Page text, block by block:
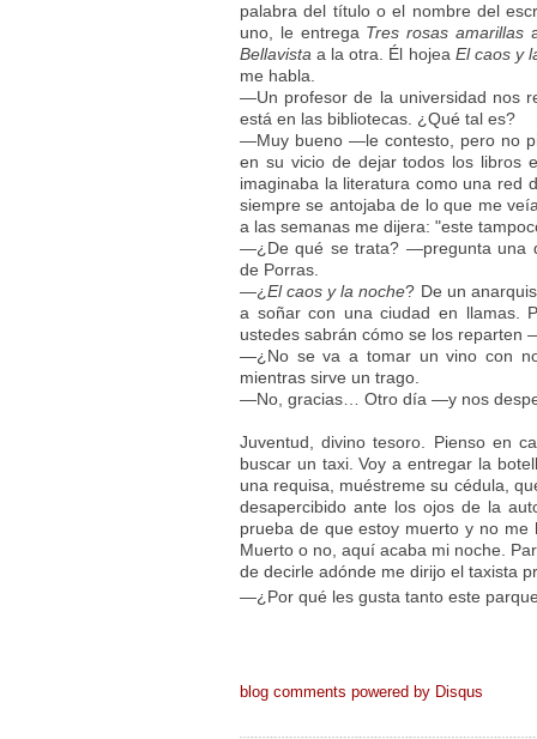
palabra del título o el nombre del
uno, le entrega Tres rosas amarillas
Bellavista a la otra. Él hojea El caos y
me habla.
—Un profesor de la universidad nos
está en las bibliotecas. ¿Qué tal es?
—Muy bueno —le contesto, pero no
en su vicio de dejar todos los libros
imaginaba la literatura como una red
siempre se antojaba de lo que me
a las semanas me dijera: "este
—¿De qué se trata? —pregunta una
de Porras.
—¿El caos y la noche? De un
a soñar con una ciudad en llamas.
ustedes sabrán cómo se los reparten
—¿No se va a tomar un vino con
mientras sirve un trago.
—No, gracias… Otro día —y nos
Juventud, divino tesoro. Pienso en
buscar un taxi. Voy a entregar la
una requisa, muéstreme su cédula,
desapercibido ante los ojos de la
prueba de que estoy muerto y no
Muerto o no, aquí acaba mi noche.
de decirle adónde me dirijo el taxista
—¿Por qué les gusta tanto este
blog comments powered by Disqus